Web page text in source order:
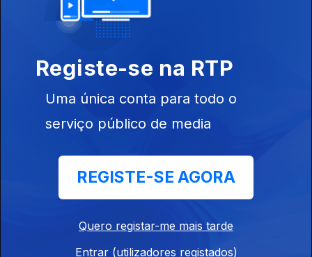
mulher de ouro
de Viana do
Castelo
goleador que
não gostava de
Registe-se na RTP
Uma única conta para todo o
serviço público de media
REGISTE-SE AGORA
Quero registar-me mais tarde
Entrar (utilizadores registados)